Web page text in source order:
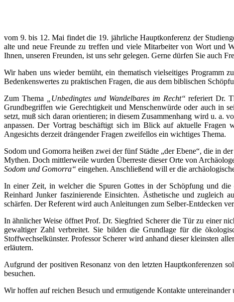
vom 9. bis 12. Mai findet die 19. jährliche Hauptkonferenz der
alte und neue Freunde zu treffen und viele Mitarbeiter von Wort und
Ihnen, unseren Freunden, ist uns sehr gelegen. Gerne dürfen Sie auch
Wir haben uns wieder bemüht, ein thematisch vielseitiges Programm
Bedenkenswertes zu praktischen Fragen, die aus dem biblischen
Zum Thema
„Unbedingtes und Wandelbares im Recht“ referiert Dr.
Grundbegriffen wie Gerechtigkeit und Menschenwürde oder auch in
setzt, muß sich daran orientieren; in diesem Zusammenhang wird u. a.
anpassen. Der Vortrag beschäftigt sich im Blick auf aktuelle Fragen
Angesichts derzeit drängender Fragen zweifellos ein wichtiges Thema.
Sodom und Gomorra heißen zwei der fünf Städte „der Ebene“, die in
Mythen. Doch mittlerweile wurden Überreste dieser Orte von
Sodom und Gomorra“ eingehen. Anschließend will er die
In einer Zeit, in welcher die Spuren Gottes in der Schöpfung und
Reinhard Junker faszinierende Einsichten. Ästhetische und zugleich
schärfen. Der Referent wird auch Anleitungen zum Selber-Entdecken
In ähnlicher Weise öffnet Prof. Dr. Siegfried Scherer die Tür zu einer
gewaltiger Zahl verbreitet. Sie bilden die Grundlage für die
Stoffwechselkünster. Professor Scherer wird anhand dieser kleinsten
erläutern.
Aufgrund der positiven Resonanz von den letzten Hauptkonferenzen
besuchen.
Wir hoffen auf reichen Besuch und ermutigende Kontakte